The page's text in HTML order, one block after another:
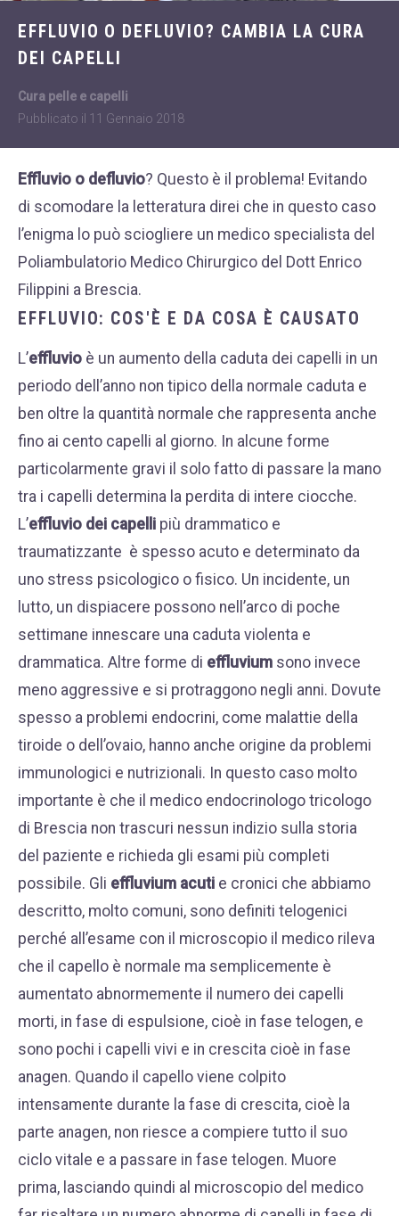
+39 389 2681259
Dietologia
Disturbi dell'età
News
Problemi sessualità
maschile
Trattamenti estetici
viso e corpo
corpo
Trattamenti per mani,
EFFLUVIO O DEFLUVIO? CAMBIA LA CURA
DEI CAPELLI
Cura pelle e capelli
Pubblicato il 11 Gennaio 2018
Effluvio o defluvio? Questo è il problema! Evitando
di scomodare la letteratura direi che in questo caso
l’enigma lo può sciogliere un medico specialista del
Poliambulatorio Medico Chirurgico del Dott Enrico
Filippini a Brescia.
EFFLUVIO: COS'È E DA COSA È CAUSATO
L’effluvio è un aumento della caduta dei capelli in un
periodo dell’anno non tipico della normale caduta e
ben oltre la quantità normale che rappresenta anche
fino ai cento capelli al giorno. In alcune forme
particolarmente gravi il solo fatto di passare la mano
tra i capelli determina la perdita di intere ciocche.
L’effluvio dei capelli più drammatico e
traumatizzante è spesso acuto e determinato da
uno stress psicologico o fisico. Un incidente, un
lutto, un dispiacere possono nell’arco di poche
settimane innescare una caduta violenta e
drammatica. Altre forme di effluvium sono invece
meno aggressive e si protraggono negli anni. Dovute
spesso a problemi endocrini, come malattie della
tiroide o dell’ovaio, hanno anche origine da problemi
immunologici e nutrizionali. In questo caso molto
importante è che il medico endocrinologo tricologo
di Brescia non trascuri nessun indizio sulla storia
del paziente e richieda gli esami più completi
possibile. Gli effluvium acuti e cronici che abbiamo
descritto, molto comuni, sono definiti telogenici
perché all’esame con il microscopio il medico rileva
che il capello è normale ma semplicemente è
aumentato abnormemente il numero dei capelli
morti, in fase di espulsione, cioè in fase telogen, e
sono pochi i capelli vivi e in crescita cioè in fase
anagen. Quando il capello viene colpito
intensamente durante la fase di crescita, cioè la
parte anagen, non riesce a compiere tutto il suo
ciclo vitale e a passare in fase telogen. Muore
prima, lasciando quindi al microscopio del medico